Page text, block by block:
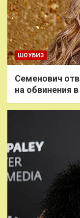
ШОУБИЗ
Семенович
на обвинения